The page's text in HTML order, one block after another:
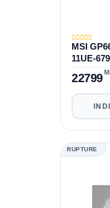
MSI
11UE-
22799
RUPTURE